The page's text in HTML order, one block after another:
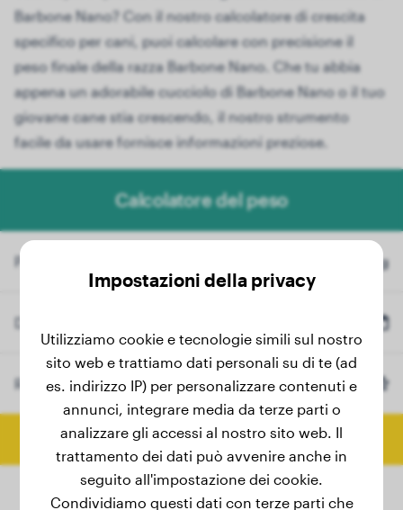
Barbone Nano? Con il nostro calcolatore di crescita
specifico per cani, puoi calcolare con precisione il
peso finale della razza Barbone Nano. Che tu abbia
appena un adorabile cucciolo di Barbone Nano o il tuo
giovane cane stia crescendo, il nostro strumento
facile da usare fornisce informazioni preziose.
Calcolatore del peso
Peso attuale kg
Data di nascita
Razza(Opzionale) Barbone Nano
Calcola peso finale
Impostazioni della privacy
Utilizziamo cookie e tecnologie simili sul nostro
sito web e trattiamo dati personali su di te (ad
es. indirizzo IP) per personalizzare contenuti e
annunci, integrare media da terze parti o
analizzare gli accessi al nostro sito web. Il
trattamento dei dati può avvenire anche in
seguito all'impostazione dei cookie.
Condividiamo questi dati con terze parti che